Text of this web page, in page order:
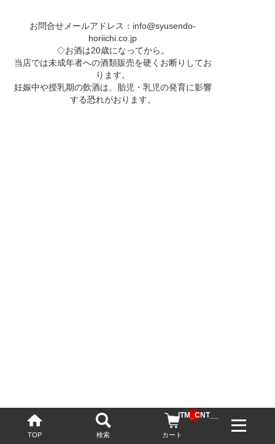
TOP 検索 カート
__ITM_CNT__
お問合せメールアドレス： info@syusendo-
horiichi.co.jp
◇お酒は20歳になってから。
当店では未成年者への酒類販売を硬くお断りしてお
ります。
妊娠中や授乳期の飲酒は、胎児・乳児の発育に影響
する恐れがおります。